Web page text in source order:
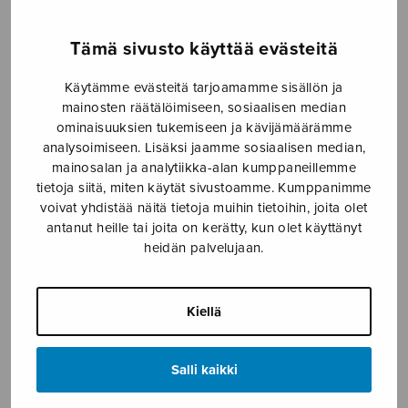
Tämä sivusto käyttää evästeitä
Käytämme evästeitä tarjoamamme sisällön ja
mainosten räätälöimiseen, sosiaalisen median
ominaisuuksien tukemiseen ja kävijämäärämme
analysoimiseen. Lisäksi jaamme sosiaalisen median,
mainosalan ja analytiikka-alan kumppaneillemme
tietoja siitä, miten käytät sivustoamme. Kumppanimme
voivat yhdistää näitä tietoja muihin tietoihin, joita olet
antanut heille tai joita on kerätty, kun olet käyttänyt
heidän palvelujaan.
Kiellä
Salli kaikki
Lumi ja jää
Milliken Sandra
11,35€
Lumi